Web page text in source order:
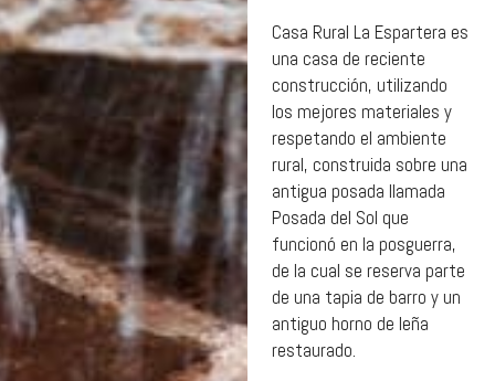
Casa Rural La Espartera es
una casa de reciente
construcción, utilizando
los mejores materiales y
respetando el ambiente
rural, construida sobre una
antigua posada llamada
Posada del Sol que
funcionó en la posguerra,
de la cual se reserva parte
de una tapia de barro y un
antiguo horno de leña
restaurado.